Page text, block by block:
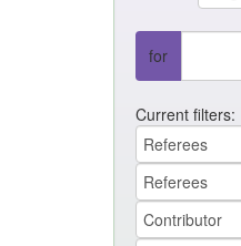
for
Current filters: